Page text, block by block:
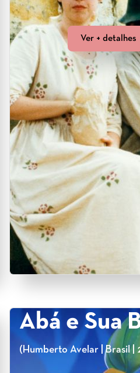
Ver + detalhes
Abá e Sua
(Humberto Avelar | Brasil |